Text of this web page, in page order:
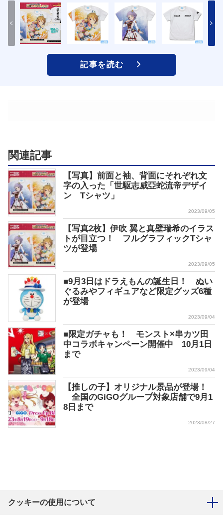
記事を読む
関連記事
【写真】前面と袖、背面にそれぞれ文
字の入った「世駆志威亞蛇流帝デザイ
ン Tシャツ」
2023/09/05
【写真2枚】伊吹 翼と真壁瑞希のイラス
トが目立つ！ フルグラフィックTシャ
ツが登場
2023/09/05
■9月3日はドラえもんの誕生日！ ぬい
ぐるみやフィギュアなど限定グッズ6種
が登場
2023/09/04
■限定ガチャも！ モンスト×串カツ田
中コラボキャンペーン開催中 10月1日
まで
2023/09/04
【推しの子】オリジナル景品が登場！
全国のGiGOグループ対象店舗で9月1
8日まで
2023/08/27
クッキーの使用について